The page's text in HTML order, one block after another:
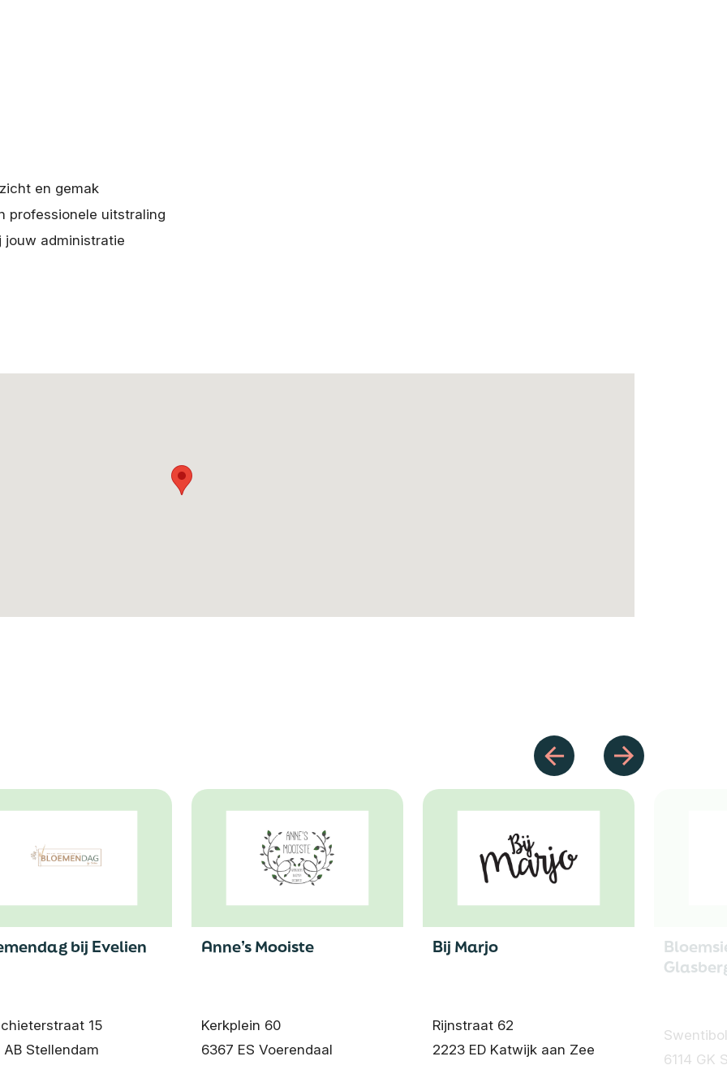
en gemak
professionele uitstraling
jouw administratie
bij Evelien
15
AB Stellendam
Anne’s Mooiste
Kerkplein 60
6367 ES Voerendaal
Bij Marjo
Rijnstraat 62
2223 ED Katwijk aan Zee
6114 GK